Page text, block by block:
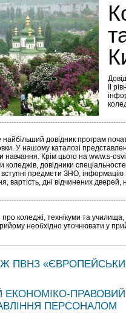
ІІ
найбільший довідник програм
У нашому каталозі
навчання. Крім цього на www.s-
коледжів, довідники
вступні предмети ЗНО,
вартість, дні відчинених дверей,
про коледжі, технікуми та
необхідно уточнювати у
ПВНЗ
ПЕРСОНАЛОМ